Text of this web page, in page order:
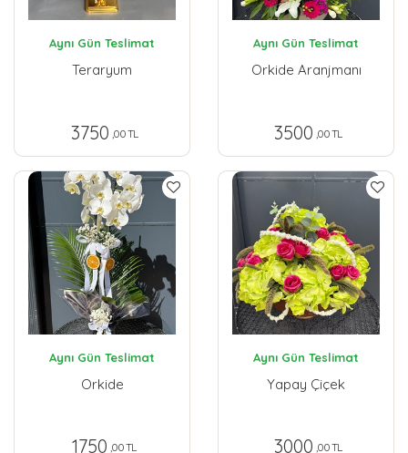
Aynı Gün Teslimat
Teraryum
3750 ,00 TL
Aynı Gün Teslimat
Orkide Aranjmanı
3500 ,00 TL
Aynı Gün Teslimat
Orkide
1750 ,00 TL
Aynı Gün Teslimat
Yapay Çiçek
3000 ,00 TL